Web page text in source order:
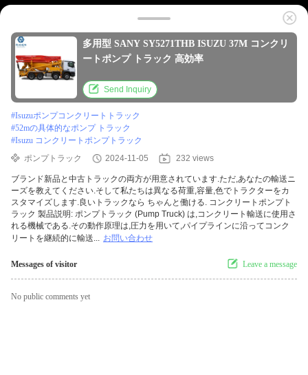
多用型 SANY SY5271THB ISUZU 37M コンクリ
ートポンプ トラック 高効率
Send Inquiry
#Isuzuポンプコンクリートトラック
#52mの具体的なポンプ トラック
#Isuzu コンクリートポンプトラック
ポンプトラック
2024-11-05 232 views
ブランド新品と中古トラックの両方が用意されています.ただ,あなたの輸送ニ
ーズを教えてください.そして私たちは異なる荷重,容量,色でトラクターをカ
スタマイズします.良いトラックなら ちゃんと働ける. コンクリートポンプト
ラック 製品説明: ポンプトラック (Pump Truck) は,コンクリート輸送に使用さ
れる機械である.その動作原理は,圧力を用いて,パイプラインに沿ってコンク
リートを継続的に輸送... お問い合わせ
Messages of visitor Leave a message
No public comments yet